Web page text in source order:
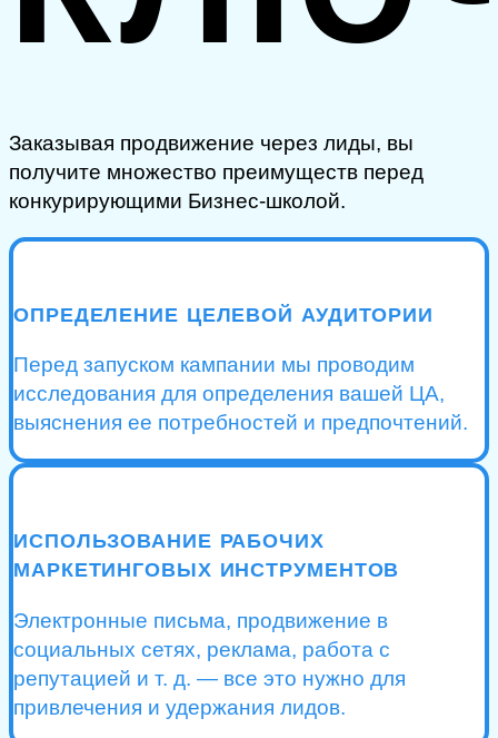
Заказывая продвижение через лиды, вы
получите множество преимуществ перед
конкурирующими Бизнес-школой.
ОПРЕДЕЛЕНИЕ ЦЕЛЕВОЙ АУДИТОРИИ
Перед запуском кампании мы проводим
исследования для определения вашей ЦА,
выяснения ее потребностей и предпочтений.
ИСПОЛЬЗОВАНИЕ РАБОЧИХ
МАРКЕТИНГОВЫХ ИНСТРУМЕНТОВ
Электронные письма, продвижение в
социальных сетях, реклама, работа с
репутацией и т. д. — все это нужно для
привлечения и удержания лидов.